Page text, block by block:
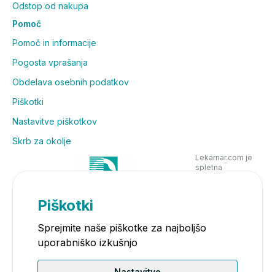
Odstop od nakupa
Pomoč
Pomoč in informacije
Pogosta vprašanja
Obdelava osebnih podatkov
Piškotki
Nastavitve piškotkov
Skrb za okolje
Lekarnar.com je
spletna
Piškotki
Sprejmite naše piškotke za najboljšo
uporabniško izkušnjo